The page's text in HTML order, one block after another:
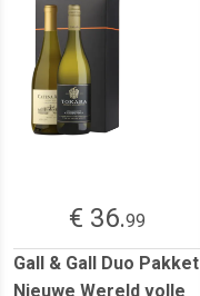
€ 36.99
Gall & Gall Duo Pakket
Nieuwe Wereld volle